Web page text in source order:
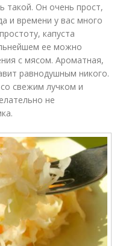
такой. Он очень прост,
и времени у вас много
капуста
ее можно
с мясом. Ароматная,
равнодушным никого.
свежим лучком и
не